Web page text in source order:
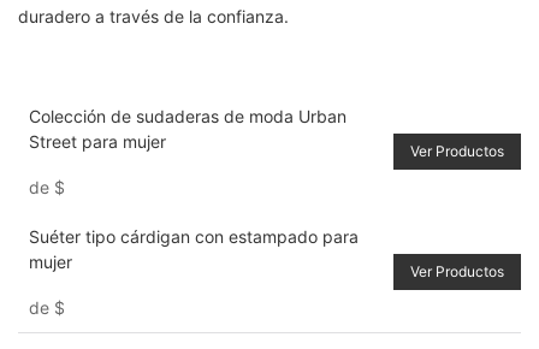
duradero a través de la confianza.
Colección de sudaderas de moda Urban
Street para mujer
de $
Ver Productos
Suéter tipo cárdigan con estampado para
mujer
de $
Ver Productos